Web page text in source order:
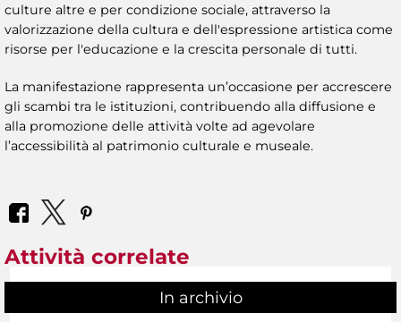
culture altre e per condizione sociale, attraverso la
valorizzazione della cultura e dell'espressione artistica come
risorse per l'educazione e la crescita personale di tutti.
La manifestazione rappresenta un’occasione per accrescere
gli scambi tra le istituzioni, contribuendo alla diffusione e
alla promozione delle attività volte ad agevolare
l’accessibilità al patrimonio culturale e museale.
Attività correlate
In archivio